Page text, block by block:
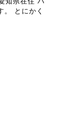
。 とにかく